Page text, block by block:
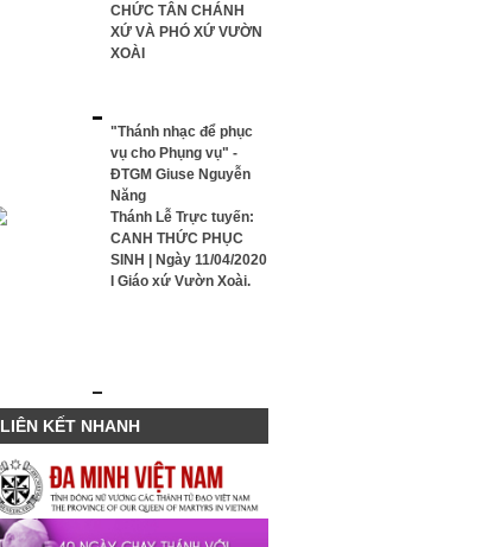
CHỨC TÂN CHÁNH
XỨ VÀ PHÓ XỨ VƯỜN
XOÀI
"Thánh nhạc để phục
vụ cho Phụng vụ" -
ĐTGM Giuse Nguyễn
Năng
Thánh Lễ Trực tuyến:
CANH THỨC PHỤC
SINH | Ngày 11/04/2020
I Giáo xứ Vườn Xoài.
LIÊN KẾT NHANH